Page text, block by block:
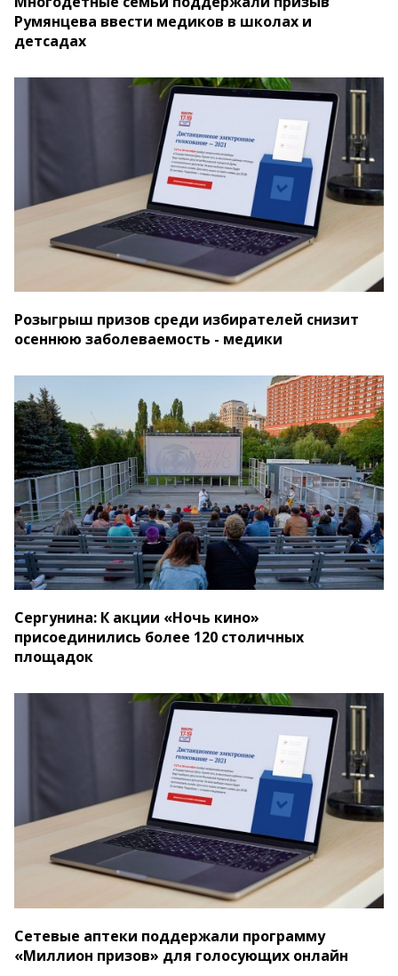
Румянцева ввести медиков в школах и
детсадах
Розыгрыш призов среди избирателей снизит
осеннюю заболеваемость - медики
Сергунина: К акции «Ночь кино»
присоединились более 120 столичных
площадок
Сетевые аптеки поддержали программу
«Миллион призов» для голосующих онлайн